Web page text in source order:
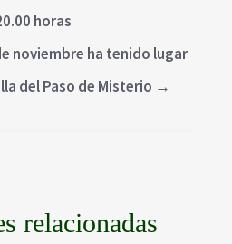
horas
noviembre ha tenido lugar
del Paso de Misterio →
relacionadas